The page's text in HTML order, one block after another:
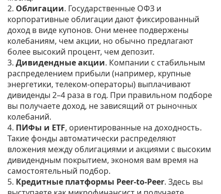
2. Облигации. Государственные ОФЗ и
корпоративные облигации дают фиксированный
доход в виде купонов. Они менее подвержены
колебаниям, чем акции, но обычно предлагают
более высокий процент, чем депозит.
3. Дивидендные акции. Компании с стабильным
распределением прибыли (например, крупные
энергетики, телеком‑операторы) выплачивают
дивиденды 2–4 раза в год. При правильном подборе
вы получаете доход, не зависящий от рыночных
колебаний.
4. ПИФы и ETF, ориентированные на доходность.
Такие фонды автоматически распределяют
вложения между облигациями и акциями с высоким
дивидендным покрытием, экономя вам время на
самостоятельный подбор.
5. Кредитные платформы Peer‑to‑Peer. Здесь вы